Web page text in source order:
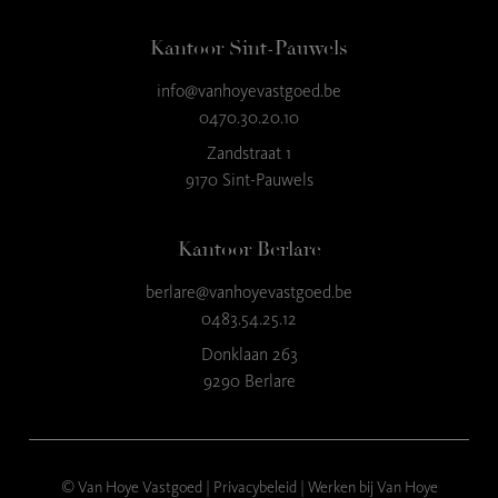
Kantoor Sint-Pauwels
info@vanhoyevastgoed.be
0470.30.20.10
Zandstraat 1
9170 Sint-Pauwels
Kantoor Berlare
berlare@vanhoyevastgoed.be
0483.54.25.12
Donklaan 263
9290 Berlare
© Van Hoye Vastgoed | Privacybeleid| Werken bij Van Hoye